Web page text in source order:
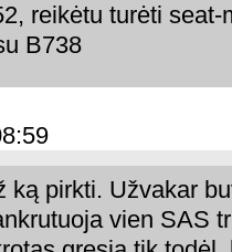
reikėtu turėti seat-
B738
ką pirkti. Užvakar
vien SAS